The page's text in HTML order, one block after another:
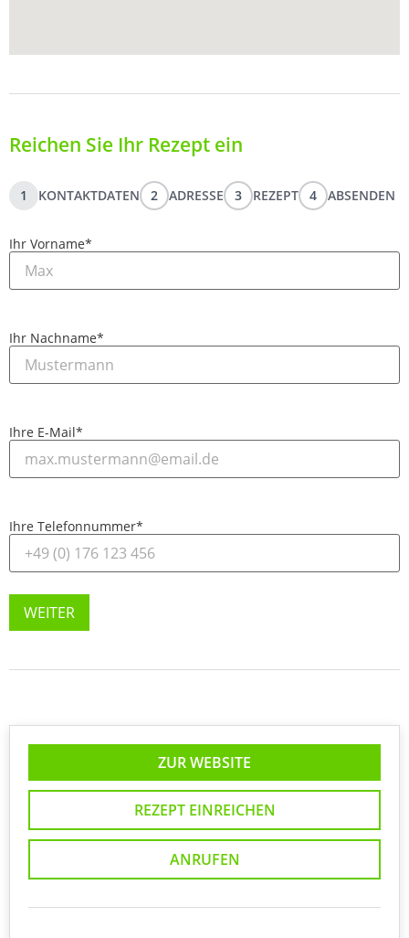
Reichen Sie Ihr Rezept ein
1 KONTAKTDATEN 2 ADRESSE 3 REZEPT 4 ABSENDEN
Ihr Vorname*
Ihr Nachname*
Ihre E-Mail*
Ihre Telefonnummer*
WEITER
ZUR WEBSITE
REZEPT EINREICHEN
ANRUFEN